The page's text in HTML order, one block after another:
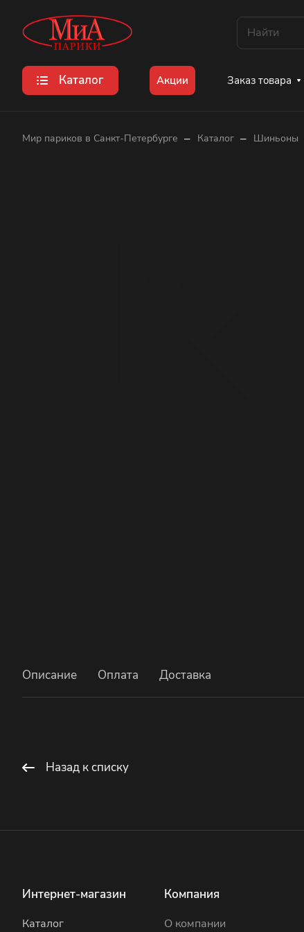
Каталог Акции Заказ товара
Мир париков в Санкт-Петербурге – Каталог – Шиньоны
Описание Оплата Доставка
Назад к списку
Интернет-магазин
Каталог
Компания
О компании